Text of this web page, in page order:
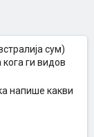
сум)
ги видов
напише какви